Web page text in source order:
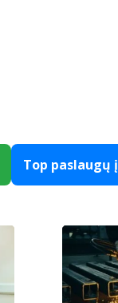
Top paslaugų